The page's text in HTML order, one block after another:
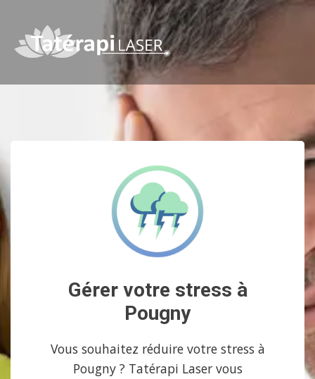
Gérer votre stress à
Pougny
Vous souhaitez réduire votre stress à
Pougny ? Tatérapi Laser vous